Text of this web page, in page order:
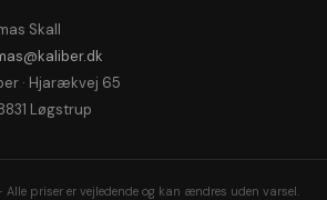
Skall
· Hjarækvej 65
Løgstrup
priser er vejledende og kan ændres uden varsel.